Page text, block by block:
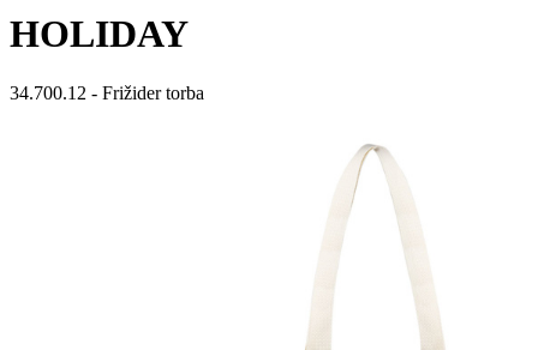
HOLIDAY
34.700.12 - Frižider torba